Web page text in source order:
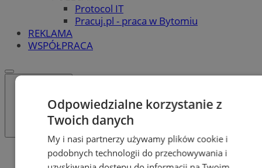
Protocol IT
Pracuj.pl - praca w Bytomiu
REKLAMA
WSPÓŁPRACA
Katalog firm
Odpowiedzialne korzystanie z
Twoich danych
My i nasi partnerzy używamy plików cookie i
podobnych technologii do przechowywania i